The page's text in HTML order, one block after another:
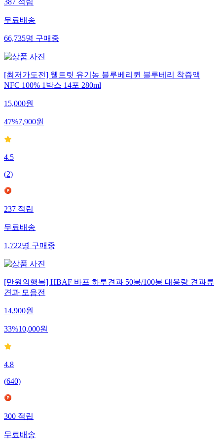
387적립
무료배송
66,735명구매중
[최저가도전] 웰트릿 유기농 블루베리퀸 블루베리 착즙액
NFC 100% 1박스 14포 280ml
15,000원
47%7,900원
4.5
(2)
237적립
무료배송
1,722명구매중
[만원의행복] HBAF 바프 하루견과 50봉/100봉 대용량 견과류
견과 모음전
14,900원
33%10,000원
4.8
(640)
300적립
무료배송